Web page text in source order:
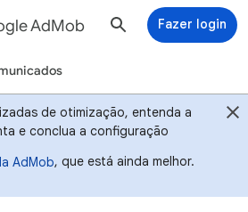
AdMob Fazer login
de otimização, entenda a
e conclua a configuração
AdMob, que está ainda melhor.